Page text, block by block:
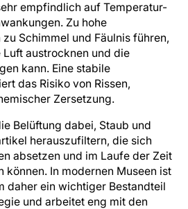
empfindlich auf Temperatur-
Zu hohe
Schimmel und Fäulnis führen,
austrocknen und die
kann. Eine stabile
das Risiko von Rissen,
Zersetzung.
Belüftung dabei, Staub und
herauszufiltern, die sich
absetzen und im Laufe der Zeit
können. In modernen Museen ist
daher ein wichtiger Bestandteil
und arbeitet eng mit den